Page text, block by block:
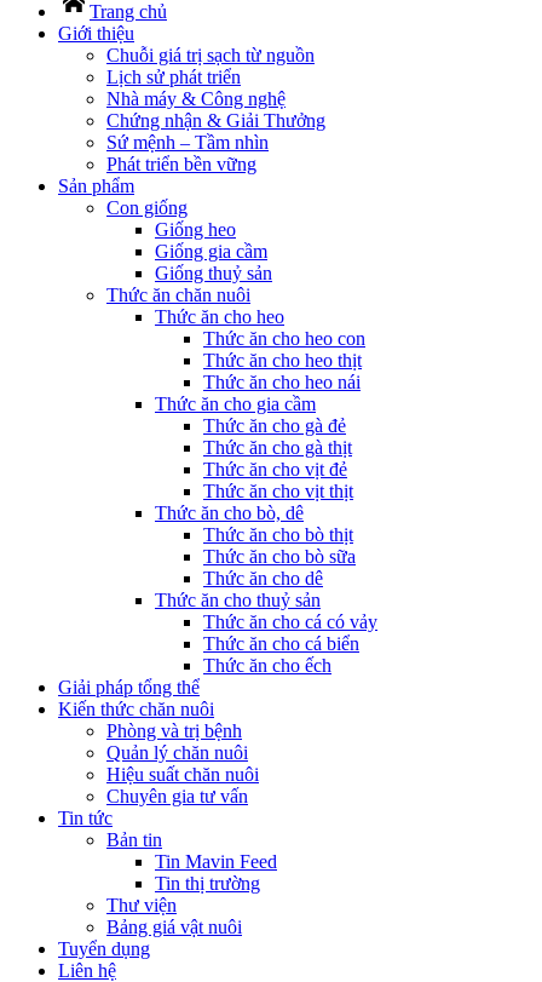
Trang chủ
Giới thiệu
Chuỗi giá trị sạch từ nguồn
Lịch sử phát triển
Nhà máy & Công nghệ
Chứng nhận & Giải Thưởng
Sứ mệnh – Tầm nhìn
Phát triển bền vững
Sản phẩm
Con giống
Giống heo
Giống gia cầm
Giống thuỷ sản
Thức ăn chăn nuôi
Thức ăn cho heo
Thức ăn cho heo con
Thức ăn cho heo thịt
Thức ăn cho heo nái
Thức ăn cho gia cầm
Thức ăn cho gà đẻ
Thức ăn cho gà thịt
Thức ăn cho vịt đẻ
Thức ăn cho vịt thịt
Thức ăn cho bò, dê
Thức ăn cho bò thịt
Thức ăn cho bò sữa
Thức ăn cho dê
Thức ăn cho thuỷ sản
Thức ăn cho cá có vảy
Thức ăn cho cá biển
Thức ăn cho ếch
Giải pháp tổng thể
Kiến thức chăn nuôi
Phòng và trị bệnh
Quản lý chăn nuôi
Hiệu suất chăn nuôi
Chuyên gia tư vấn
Tin tức
Bản tin
Tin Mavin Feed
Tin thị trường
Thư viện
Bảng giá vật nuôi
Tuyển dụng
Liên hệ